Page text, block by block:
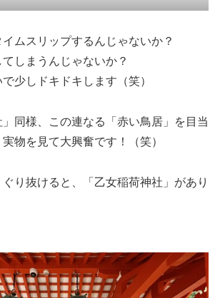
ムスリップするんじゃないか？
しまうんじゃないか？
少しドキドキします（笑）
同様、この連なる「赤い鳥居」を目当
物を見て大興奮です！（笑）
ぐり抜けると、「乙女稲荷神社」があり